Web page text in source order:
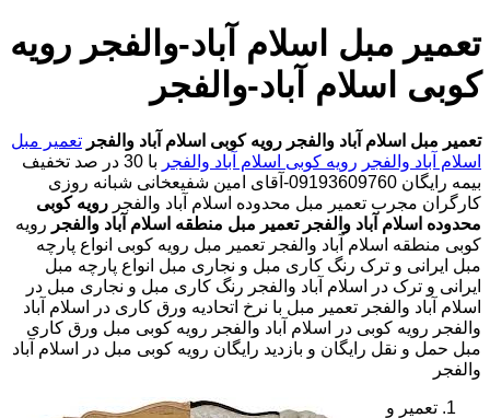
تعمیر مبل اسلام آباد-والفجر رویه
کوبی اسلام آباد-والفجر
تعمیر مبل اسلام آباد والفجر رویه کوبی اسلام آباد والفجر تعمیر مبل
اسلام آباد والفجر رویه کوبی اسلام آباد والفجر با
30 در صد تخفیف
بیمه رایگان 09193609760-آقای امین شفیعخانی شبانه روزی
کارگران مجرب تعمیر مبل محدوده اسلام آباد والفجر رویه کوبی
محدوده اسلام آباد والفجر تعمیر مبل منطقه اسلام آباد والفجر رویه
کوبی منطقه اسلام آباد والفجر تعمیر مبل رویه کوبی انواع پارچه
مبل ایرانی و ترک رنگ کاری مبل و نجاری مبل انواع پارچه مبل
ایرانی و ترک در اسلام آباد والفجر رنگ کاری مبل و نجاری مبل در
اسلام آباد والفجر تعمیر مبل با نرخ اتحادیه ورق کاری در اسلام آباد
والفجر رویه کوبی در اسلام آباد والفجر رویه کوبی مبل ورق کاری
مبل حمل و نقل رایگان و بازدید رایگان رویه کوبی مبل در اسلام آباد
والفجر
تعمیر و